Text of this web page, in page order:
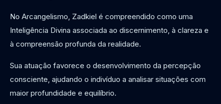
No Arcangelismo, Zadkiel é compreendido como uma
Inteligência Divina associada ao discernimento, à clareza e
à compreensão profunda da realidade.
Sua atuação favorece o desenvolvimento da percepção
consciente, ajudando o indivíduo a analisar situações com
maior profundidade e equilíbrio.